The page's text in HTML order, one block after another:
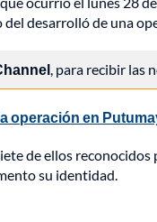
desarrolló de una
, para recibir las
operación en
de ellos
su identidad.